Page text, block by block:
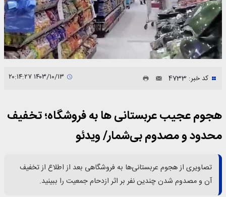
کد خبر: 4733
هجوم عجیب عربستانی‌ ها به فروشگاه‌؛ تخفیف‌
محدود و مصدوم بی‌شمار/ ویدئو
تصاویری از هجوم عربستانی‌ها به فروشگاهی بعد از اطلاع از تخفیف
آن و مصدوم شدن چندین نفر بر اثر ازدحام جمعیت را ببینید.